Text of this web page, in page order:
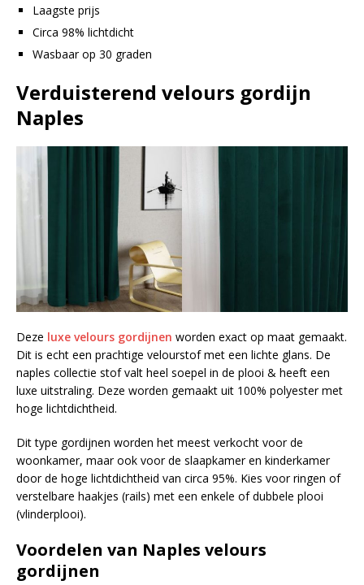
Laagste prijs
Circa 98% lichtdicht
Wasbaar op 30 graden
Verduisterend velours gordijn
Naples
Deze luxe velours gordijnen worden exact op maat gemaakt.
Dit is echt een prachtige velourstof met een lichte glans. De
naples collectie stof valt heel soepel in de plooi & heeft een
luxe uitstraling. Deze worden gemaakt uit 100% polyester met
hoge lichtdichtheid.
Dit type gordijnen worden het meest verkocht voor de
woonkamer, maar ook voor de slaapkamer en kinderkamer
door de hoge lichtdichtheid van circa 95%. Kies voor ringen of
verstelbare haakjes (rails) met een enkele of dubbele plooi
(vlinderplooi).
Voordelen van Naples velours
gordijnen